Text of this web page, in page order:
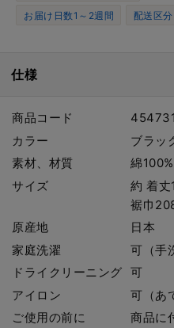
お届け日数1～2週間
配送区
仕様
商品コード
カラー
ブラッ
素材、材質
綿100%
サイズ
約 着丈
裾巾
原産地
日本
家庭洗濯
可（手
ドライクリーニング
可
アイロン
可（あ
ご使用の前に
商品に